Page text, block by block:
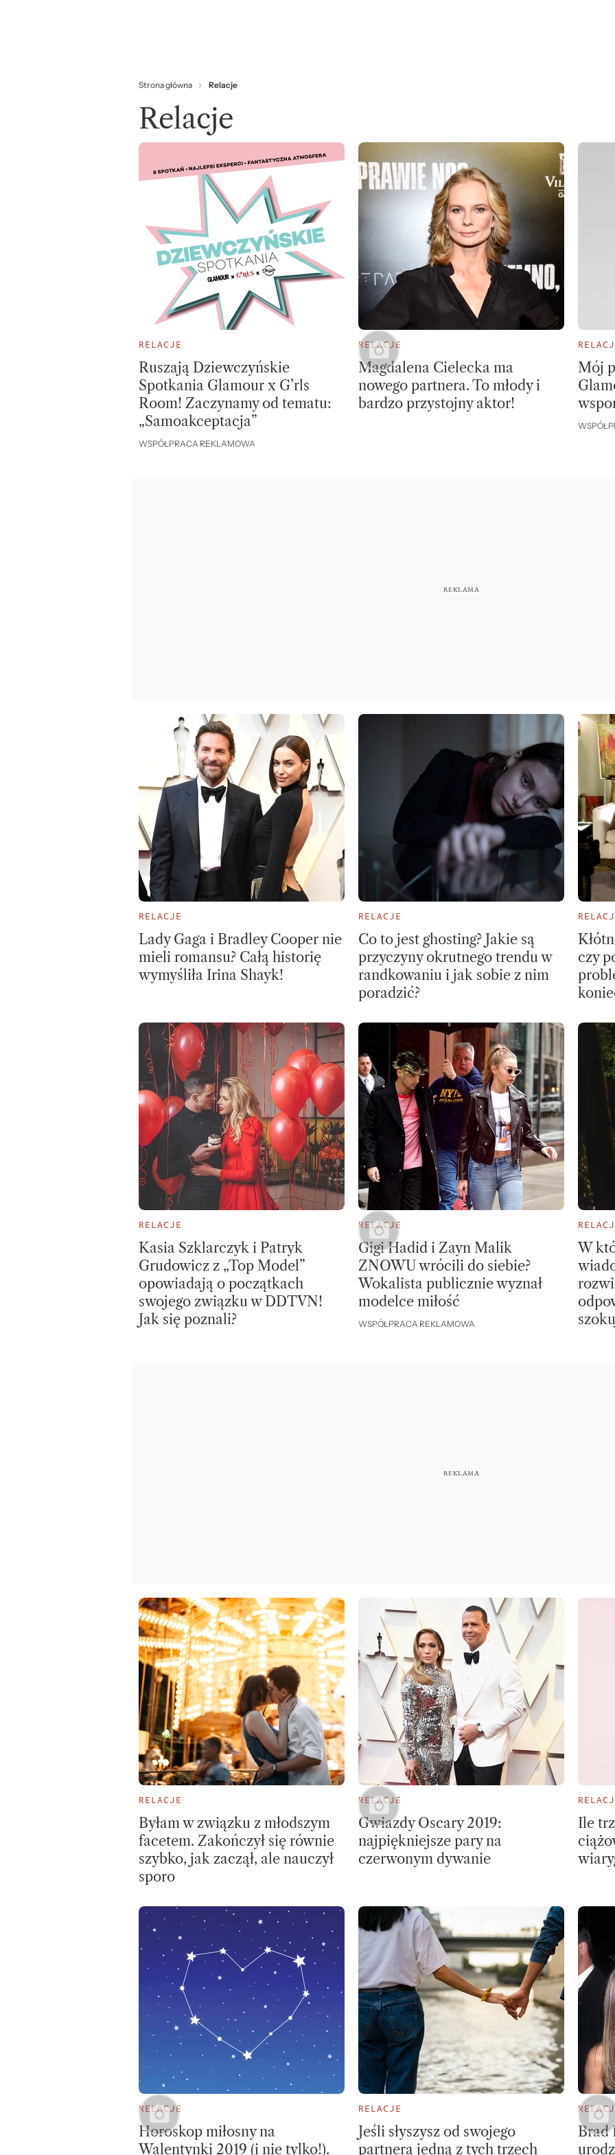
Strona główna Relacje
Relacje
RELACJE
Ruszają Dziewczyńskie
Spotkania Glamour x G’rls
Room! Zaczynamy od tematu:
„Samoakceptacja”
WSPÓŁPRACA REKLAMOWA
RELACJE
Magdalena Cielecka ma
nowego partnera. To młody i
bardzo przystojny aktor!
Mój
RELACJE
Lady Gaga i Bradley Cooper nie
mieli romansu? Całą historię
wymyśliła Irina Shayk!
RELACJE
Co to jest ghosting? Jakie są
przyczyny okrutnego trendu w
randkowaniu i jak sobie z nim
poradzić?
czy
RELACJE
Kasia Szklarczyk i Patryk
Grudowicz z „Top Model”
opowiadają o początkach
swojego związku w DDTVN!
Jak się poznali?
RELACJE
Gigi Hadid i Zayn Malik
ZNOWU wrócili do siebie?
Wokalista publicznie wyznał
modelce miłość
WSPÓŁPRACA REKLAMOWA
W
RELACJE
Byłam w związku z młodszym
facetem. Zakończył się równie
szybko, jak zaczął, ale nauczył
sporo
RELACJE
Gwiazdy Oscary 2019:
najpiękniejsze pary na
czerwonym dywanie
Ile
RELACJE
Horoskop miłosny na
Walentynki 2019 (i nie tylko!).
RELACJE
Jeśli słyszysz od swojego
partnera jedną z tych trzech
Brad